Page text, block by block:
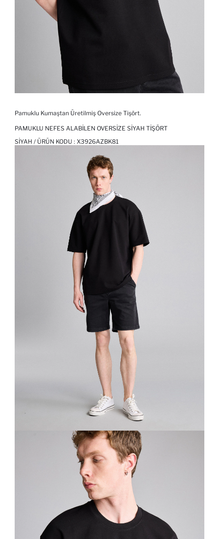
Pamuklu Kumaştan Üretilmiş Oversize Tişört.
PAMUKLU NEFES ALABILEN OVERSIZE SIYAH TIŞÖRT
SIYAH / ÜRÜN KODU : X3926AZBK81